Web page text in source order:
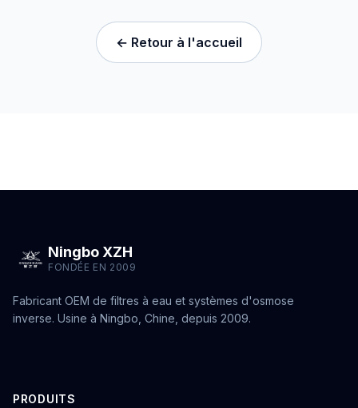
← Retour à l'accueil
Ningbo XZH
FONDÉE EN 2009
Fabricant OEM de filtres à eau et systèmes d'osmose
inverse. Usine à Ningbo, Chine, depuis 2009.
PRODUITS